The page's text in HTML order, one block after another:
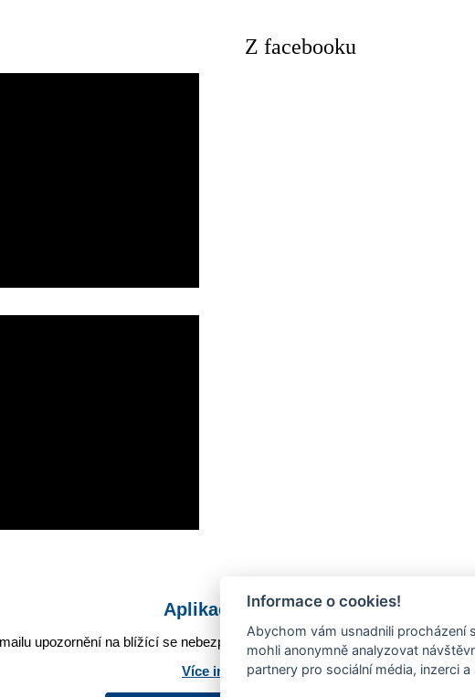
Z facebooku
Aplikace Mobilní rozhlas
upozornění na blížící se nebezpečí, odstávky, poruchy a výpadky
Více informací o aplikaci
Informace o cookies!
Abychom vám usnadnili procházení
mohli anonymně analyzovat
partnery pro sociální média, inzerci a